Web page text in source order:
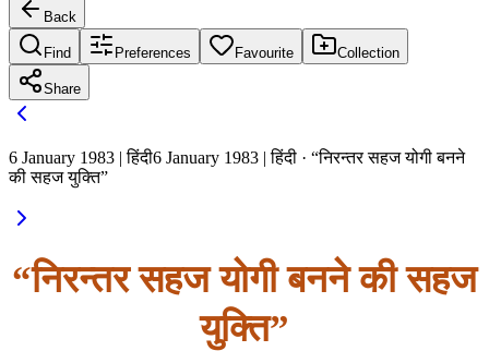
Back
Find Preferences Favourite Collection
Share
6 January 1983 | हिंदी6 January 1983 | हिंदी · “निरन्तर सहज योगी बनने
की सहज युक्ति”
“निरन्तर सहज योगी बनने की सहज
युक्ति”